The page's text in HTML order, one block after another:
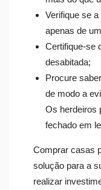
Verifique se
apenas de
Certifique-se
desabitada;
Procure
de modo a
Os herdeiros
fechado em
Comprar casas
solução para a
realizar